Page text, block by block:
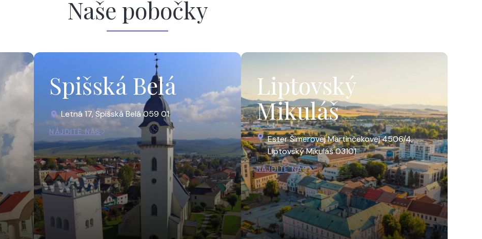
Naše pobočky
Spišská Belá
Letná 17, Spišská Belá 059 01
NÁJDITE NÁS
Liptovský
Mikuláš
Ester Šimerovej Martinčekovej 4506/4,
Liptovský Mikuláš 03101
NÁJDITE NÁS